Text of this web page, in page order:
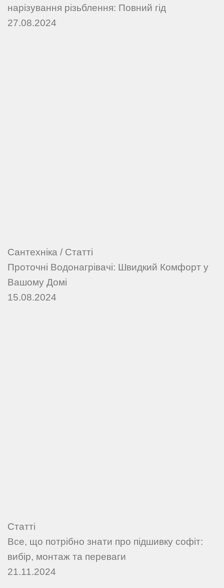
нарізування різьблення: Повний гід
27.08.2024
Сантехніка / Статті
Проточні Водонагрівачі: Швидкий Комфорт у
Вашому Домі
15.08.2024
Статті
Все, що потрібно знати про підшивку софіт:
вибір, монтаж та переваги
21.11.2024